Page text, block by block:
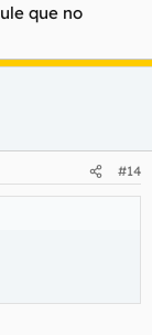
que no
#14